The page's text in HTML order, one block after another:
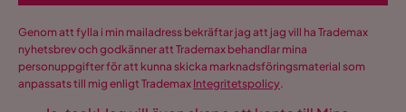
Genom att fylla i min mailadress bekräftar jag att jag vill ha Trademax
nyhetsbrev och godkänner att Trademax behandlar mina
personuppgifter för att kunna skicka marknadsföringsmaterial som
anpassats till mig enligt Trademax Integritetspolicy.